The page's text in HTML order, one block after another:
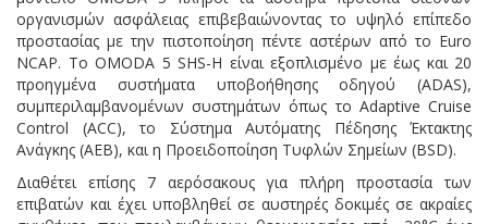
οργανισμών ασφάλειας επιβεβαιώνοντας το υψηλό επίπεδο
προστασίας με την πιστοποίηση πέντε αστέρων από το Euro
NCAP. Το OMODA 5 SHS-H είναι εξοπλισμένο με έως και 20
προηγμένα συστήματα υποβοήθησης οδηγού (ADAS),
συμπεριλαμβανομένων συστημάτων όπως το Adaptive Cruise
Control (ACC), το Σύστημα Αυτόματης Πέδησης Έκτακτης
Ανάγκης (AEB), και η Προειδοποίηση Τυφλών Σημείων (BSD).
Διαθέτει επίσης 7 αερόσακους για πλήρη προστασία των
επιβατών και έχει υποβληθεί σε αυστηρές δοκιμές σε ακραίες